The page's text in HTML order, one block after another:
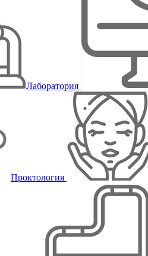
Лаборатория
Проктология